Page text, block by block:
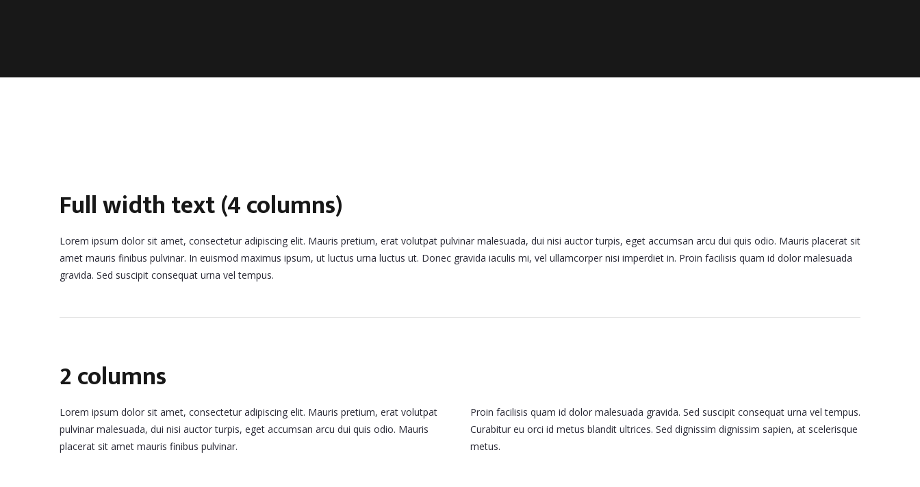
Full width text (4 columns)
Lorem ipsum dolor sit amet, consectetur adipiscing elit. Mauris pretium, erat volutpat pulvinar malesuada, dui nisi auctor turpis, eget accumsan arcu dui quis odio. Mauris placerat sit
amet mauris finibus pulvinar. In euismod maximus ipsum, ut luctus urna luctus ut. Donec gravida iaculis mi, vel ullamcorper nisi imperdiet in. Proin facilisis quam id dolor malesuada
gravida. Sed suscipit consequat urna vel tempus.
2 columns
Lorem ipsum dolor sit amet, consectetur adipiscing elit. Mauris pretium, erat volutpat
pulvinar malesuada, dui nisi auctor turpis, eget accumsan arcu dui quis odio. Mauris
placerat sit amet mauris finibus pulvinar.
Proin facilisis quam id dolor malesuada gravida. Sed suscipit consequat urna vel tempus.
Curabitur eu orci id metus blandit ultrices. Sed dignissim dignissim sapien, at scelerisque
metus.